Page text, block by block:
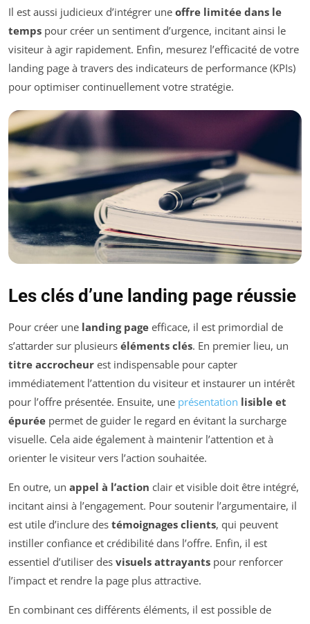
Il est aussi judicieux d’intégrer une offre limitée dans le
temps pour créer un sentiment d’urgence, incitant ainsi le
visiteur à agir rapidement. Enfin, mesurez l’efficacité de votre
landing page à travers des indicateurs de performance (KPIs)
pour optimiser continuellement votre stratégie.
Les clés d’une landing page réussie
Pour créer une landing page efficace, il est primordial de
s’attarder sur plusieurs éléments clés. En premier lieu, un
titre accrocheur est indispensable pour capter
immédiatement l’attention du visiteur et instaurer un intérêt
pour l’offre présentée. Ensuite, une présentation lisible et
épurée permet de guider le regard en évitant la surcharge
visuelle. Cela aide également à maintenir l’attention et à
orienter le visiteur vers l’action souhaitée.
En outre, un appel à l’action clair et visible doit être intégré,
incitant ainsi à l’engagement. Pour soutenir l’argumentaire, il
est utile d’inclure des témoignages clients, qui peuvent
instiller confiance et crédibilité dans l’offre. Enfin, il est
essentiel d’utiliser des visuels attrayants pour renforcer
l’impact et rendre la page plus attractive.
En combinant ces différents éléments, il est possible de